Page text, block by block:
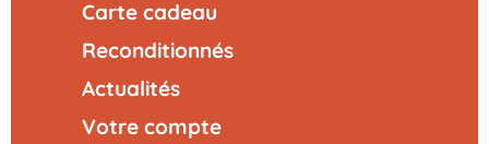
Carte cadeau
Reconditionnés
Actualités
Votre compte